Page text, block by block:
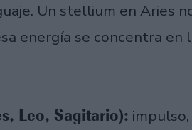
Un stellium en Aries
energía se concentra en
Leo, Sagitario):